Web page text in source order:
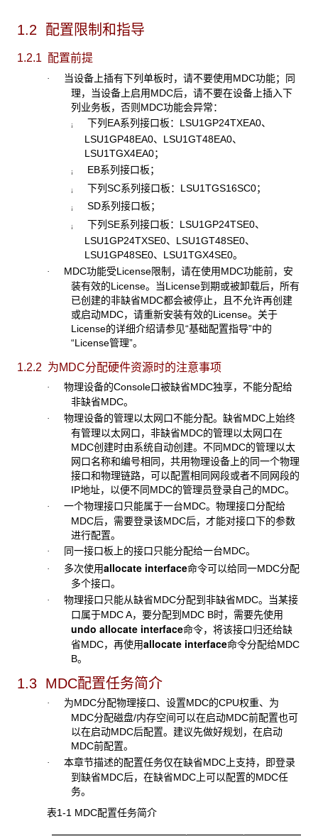
1.2 配置限制和指导
1.2.1 配置前提
· 当设备上插有下列单板时，请不要使用MDC功能；同
理，当设备上启用MDC后，请不要在设备上插入下
列业务板，否则MDC功能会异常：
¡
下列EA系列接口板：LSU1GP24TXEA0、
LSU1GP48EA0、LSU1GT48EA0、
LSU1TGX4EA0；
¡ EB系列接口板；
¡ 下列SC系列接口板：LSU1TGS16SC0；
¡ SD系列接口板；
¡
下列SE系列接口板：LSU1GP24TSE0、
LSU1GP24TXSE0、LSU1GT48SE0、
LSU1GP48SE0、LSU1TGX4SE0。
· MDC功能受License限制，请在使用MDC功能前，安
装有效的License。当License到期或被卸载后，所有
已创建的非缺省MDC都会被停止，且不允许再创建
或启动MDC，请重新安装有效的License。关于
License的详细介绍请参见“基础配置指导”中的
“License管理”。
1.2.2 为MDC分配硬件资源时的注意事项
· 物理设备的Console口被缺省MDC独享，不能分配给
非缺省MDC。
· 物理设备的管理以太网口不能分配。缺省MDC上始终
有管理以太网口，非缺省MDC的管理以太网口在
MDC创建时由系统自动创建。不同MDC的管理以太
网口名称和编号相同，共用物理设备上的同一个物理
接口和物理链路，可以配置相同网段或者不同网段的
IP地址，以便不同MDC的管理员登录自己的MDC。
· 一个物理接口只能属于一台MDC。物理接口分配给
MDC后，需要登录该MDC后，才能对接口下的参数
进行配置。
· 同一接口板上的接口只能分配给一台MDC。
· 多次使用allocate interface命令可以给同一MDC分配
多个接口。
· 物理接口只能从缺省MDC分配到非缺省MDC。当某接
口属于MDC A，要分配到MDC B时，需要先使用
undo allocate interface命令，将该接口归还给缺
省MDC，再使用allocate interface命令分配给MDC
B。
1.3 MDC配置任务简介
· 为MDC分配物理接口、设置MDC的CPU权重、为
MDC分配磁盘/内存空间可以在启动MDC前配置也可
以在启动MDC后配置。建议先做好规划，在启动
MDC前配置。
· 本章节描述的配置任务仅在缺省MDC上支持，即登录
到缺省MDC后，在缺省MDC上可以配置的MDC任
务。
表1-1 MDC配置任务简介